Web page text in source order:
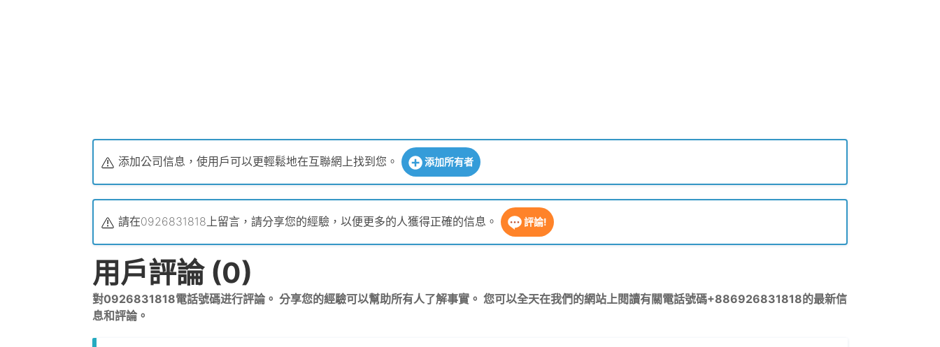
添加公司信息，使用戶可以更輕鬆地在互聯網上找到您。 添加所有者
請在0926831818上留言，請分享您的經驗，以便更多的人獲得正確的信息。 評論!
用戶評論 (0)
對0926831818電話號碼进行評論。 分享您的經驗可以幫助所有人了解事實。 您可以全天在我們的網站上閱讀有關電話號碼+886926831818的最新信
息和評論。